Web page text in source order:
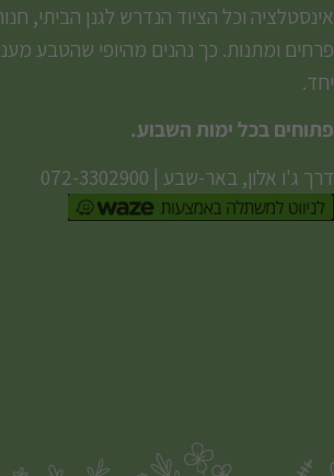
אינסטלציה וכל הציוד הנדרש לגנן הביתי,
פרחים ומתנות. כך נהנים מהיופי שהטבע
יחד.
פתוחים בכל ימות השבוע.
דרך ג'ו אלון, באר-שבע |
072-3302900